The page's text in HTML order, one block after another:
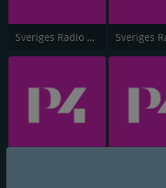
Sveriges Radio P4 Halland